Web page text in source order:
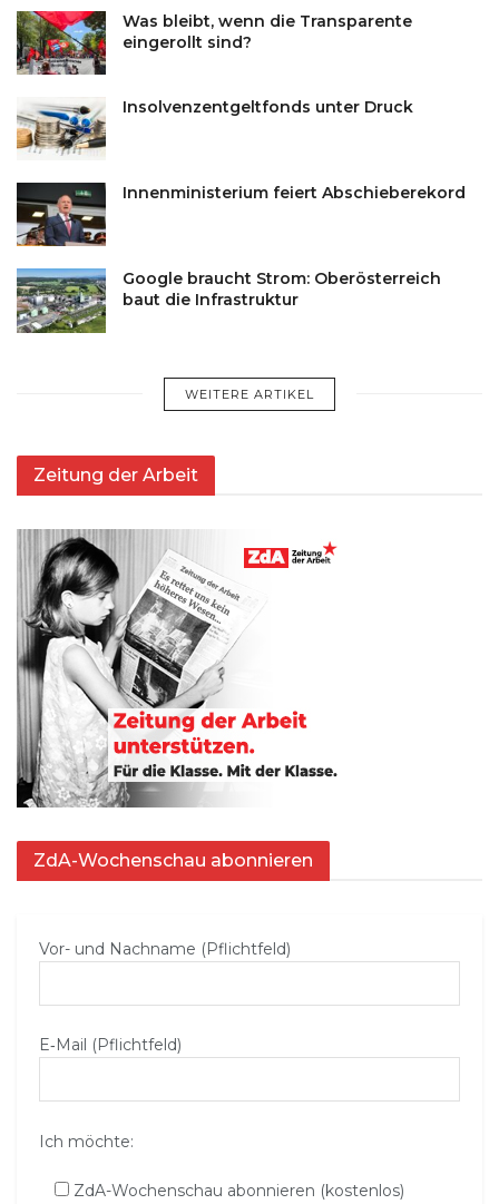
Was bleibt, wenn die Transparente
eingerollt sind?
Insolvenzentgeltfonds unter Druck
Innenministerium feiert Abschieberekord
Google braucht Strom: Oberösterreich
baut die Infrastruktur
WEITERE ARTIKEL
Zeitung der Arbeit
ZdA-Wochenschau abonnieren
Vor- und Nachname (Pflichtfeld)
E‑Mail (Pflichtfeld)
Ich möchte:
ZdA-Wochenschau abonnieren (kostenlos)